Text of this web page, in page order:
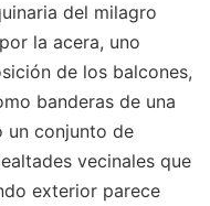
del milagro
la acera, uno
de los balcones,
banderas de una
un conjunto de
vecinales que
exterior parece